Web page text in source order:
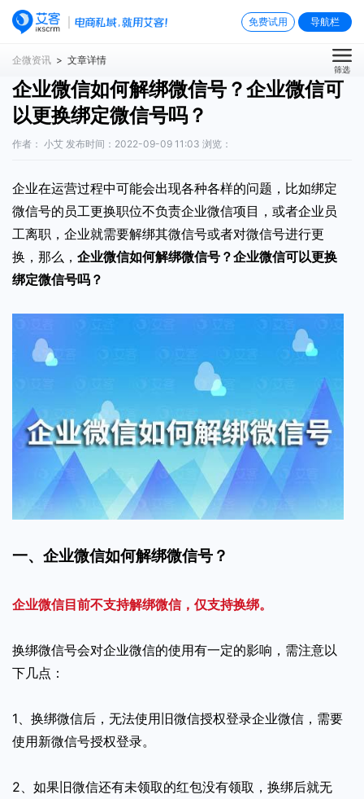
免费试用 导航栏
企微资讯 > 文章详情
筛选
企业微信如何解绑微信号？企业微信可
以更换绑定微信号吗？
作者： 小艾 发布时间：2022-09-09 11:03 浏览：
企业在运营过程中可能会出现各种各样的问题，比如绑定
微信号的员工更换职位不负责企业微信项目，或者企业员
工离职，企业就需要解绑其微信号或者对微信号进行更
换，那么， 企业微信如何解绑微信号 ？企业微信可以更换
绑定微信号吗？
一、企业微信如何解绑微信号？
企业微信目前不支持解绑微信，仅支持换绑。
换绑微信号会对企业微信的使用有一定的影响，需注意以
下几点：
1、换绑微信后，无法使用旧微信授权登录企业微信，需要
使用新微信号授权登录。
2、如果旧微信还有未领取的红包没有领取，换绑后就无